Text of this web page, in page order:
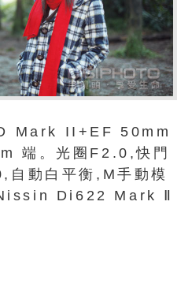
Mark II+EF 50mm
端。光圈F2.0,快門
動白平衡,M手動模
Di622 Mark Ⅱ